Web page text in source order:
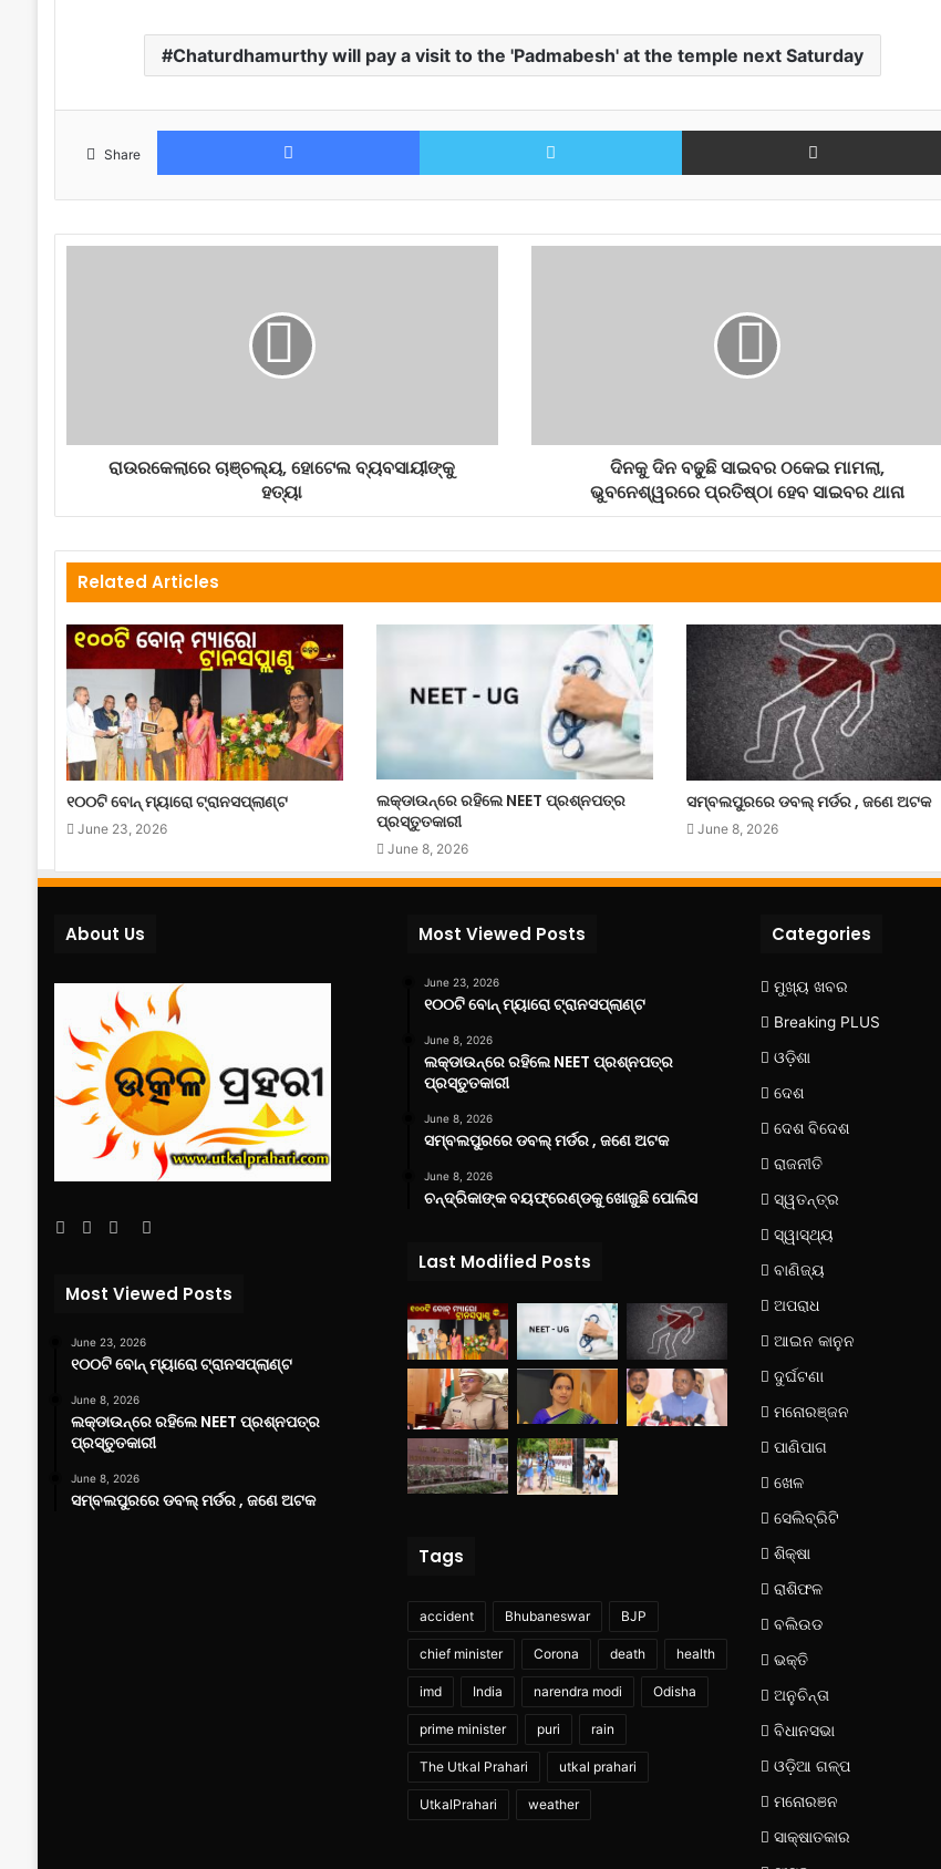
Chaturdhamurthy will pay a visit to the 'Padmabesh' at the temple next Saturday
Share
Facebook Twitter
ରାଉରକେଲାରେ ଚାଞ୍ଚଲ୍ୟ, ହୋଟେଲ ବ୍ୟବସାୟୀଙ୍କୁ
ହତ୍ୟା
ଦିନକୁ ଦିନ ବଢୁଛି ସାଇବର ଠକେଇ ମାମଲା,
ଭୁବନେଶ୍ୱରରେ ପ୍ରତିଷ୍ଠା ହେବ ସାଇବର ଥାନା
Related Articles
୧୦୦ଟି ବୋନ୍ ମ୍ୟାରୋ ଟ୍ରାନସପ୍ଲାଣ୍ଟ
June 23, 2026
ଲକ୍‌ଡାଉନ୍‌ରେ ରହିଲେ NEET ପ୍ରଶ୍ନପତ୍ର
ପ୍ରସ୍ତୁତକାରୀ
June 8, 2026
ସମ୍ବଲପୁରରେ ଡବଲ୍ ମର୍ଡର , ଜଣେ ଅଟକ
June 8, 2026
About Us
Facebook
TwitterYouTube
Most Viewed Posts
June 23, 2026
୧୦୦ଟି ବୋନ୍ ମ୍ୟାରୋ ଟ୍ରାନସପ୍ଲାଣ୍ଟ
June 8, 2026
ଲକ୍‌ଡାଉନ୍‌ରେ ରହିଲେ NEET ପ୍ରଶ୍ନପତ୍ର
ପ୍ରସ୍ତୁତକାରୀ
June 8, 2026
ସମ୍ବଲପୁରରେ ଡବଲ୍ ମର୍ଡର , ଜଣେ ଅଟକ
Most Viewed Posts
June 23, 2026
୧୦୦ଟି ବୋନ୍ ମ୍ୟାରୋ ଟ୍ରାନସପ୍ଲାଣ୍ଟ
June 8, 2026
ଲକ୍‌ଡାଉନ୍‌ରେ ରହିଲେ NEET ପ୍ରଶ୍ନପତ୍ର
ପ୍ରସ୍ତୁତକାରୀ
June 8, 2026
ସମ୍ବଲପୁରରେ ଡବଲ୍ ମର୍ଡର , ଜଣେ ଅଟକ
June 8, 2026
ଚନ୍ଦ୍ରିକାଙ୍କ ବୟଫ୍ରେଣ୍ଡକୁ ଖୋଜୁଛି ପୋଲିସ
Last Modified Posts
Tags
accident Bhubaneswar BJP
chief minister Corona death health
imd India narendra modi Odisha
prime minister puri rain
The Utkal Prahari utkal prahari
UtkalPrahari weather
Categories
ମୁଖ୍ୟ ଖବର
Breaking PLUS
ଓଡ଼ିଶା
ଦେଶ
ଦେଶ ବିଦେଶ
ରାଜନୀତି
ସ୍ୱତନ୍ତ୍ର
ସ୍ୱାସ୍ଥ୍ୟ
ବାଣିଜ୍ୟ
ଅପରାଧ
ଆଇନ କାନୁନ
ଦୁର୍ଘଟଣା
ମନୋରଞ୍ଜନ
ପାଣିପାଗ
ଖେଳ
ସେଲିବ୍ରିଟି
ଶିକ୍ଷା
ରାଶିଫଳ
ବଲିଉଡ
ଭକ୍ତି
ଅନୁଚିନ୍ତା
ବିଧାନସଭା
ଓଡ଼ିଆ ଗଳ୍ପ
ମନୋରଞନ
ସାକ୍ଷାତକାର